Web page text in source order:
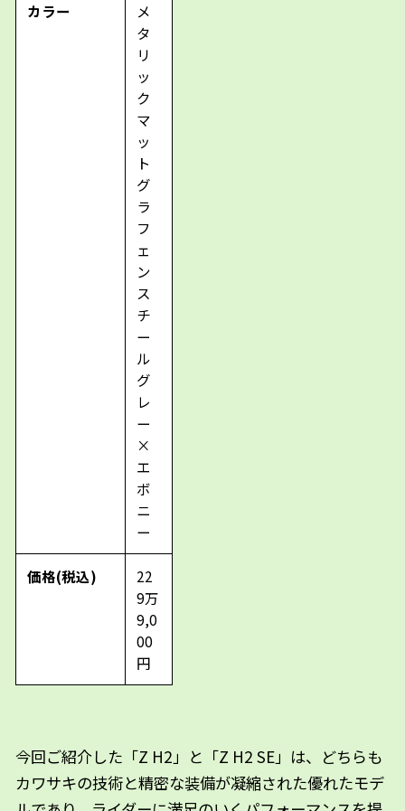
カラー
メ
タ
リ
ッ
ク
マ
ッ
ト
グ
ラ
フ
ェ
ン
ス
チ
ー
ル
グ
レ
ー
×
エ
ボ
ニ
ー
価格(税込)
22
9万
9,0
00
円
今回ご紹介した「Z H2」と「Z H2 SE」は、どちらも
カワサキの技術と精密な装備が凝縮された優れたモデ